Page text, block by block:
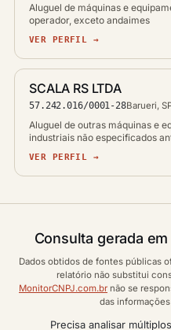
Aluguel de máquinas e
operador, exceto andaimes
VER PERFIL →
SCALA RS LTDA
57.242.016/0001-28Barueri,
Aluguel de outras máquinas e
industriais não especificados
VER PERFIL →
Consulta gerada
Dados obtidos de fontes públicas
relatório não substitui
MonitorCNPJ.com.br não se
das
Precisa analisar